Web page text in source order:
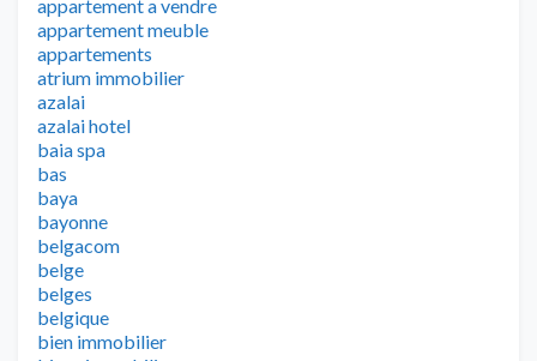
appartement a vendre
appartement meuble
appartements
atrium immobilier
azalai
azalai hotel
baia spa
bas
baya
bayonne
belgacom
belge
belges
belgique
bien immobilier